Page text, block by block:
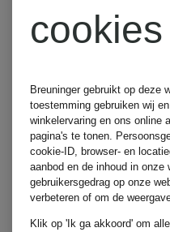
LUISA
cookies
Breuninger gebruikt op deze
toestemming gebruiken wij
winkelervaring en ons online
pagina's te tonen.
cookie-ID, browser- en
aanbod en de inhoud in
gebruikersgedrag op onze
verbeteren of om de
Klik op 'Ik ga akkoord' om